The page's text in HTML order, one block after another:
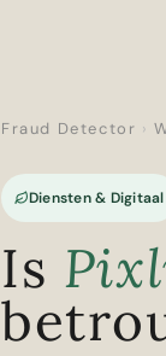
Fraud Detector ›
Diensten & Digitaal
Is